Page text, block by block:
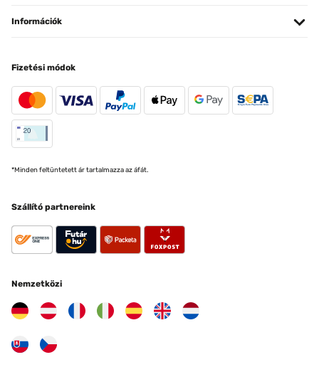
Információk
Fizetési módok
*Minden feltüntetett ár tartalmazza az áfát.
Szállító partnereink
Nemzetközi